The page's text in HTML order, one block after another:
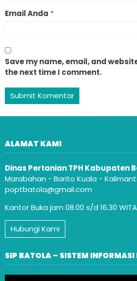
Email Anda *
Save my name, email, and
the next time I comment.
ALAMAT KAMI
Dinas Pertanian TPH Kabupaten
Marabahan - Barito Kuala -
poptbatola@gmail.com
Kantor Buka jam 08.00 s/d 16.30
Hubungi Kami
SIP BATOLA – SISTEM